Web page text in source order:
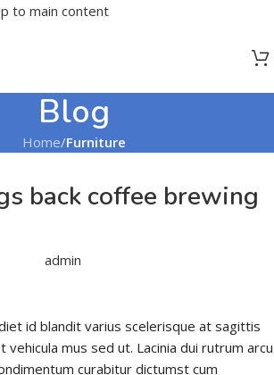
to main content
Blog
Home/Furniture
back coffee brewing
admin
id blandit varius scelerisque at sagittis
mus sed ut. Lacinia dui rutrum arcu
curabitur dictumst cum